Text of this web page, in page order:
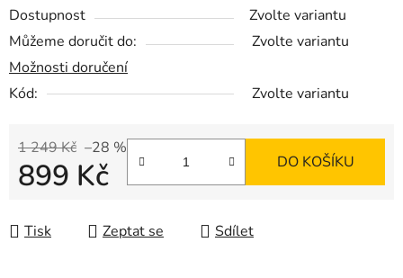
Dostupnost
Zvolte variantu
Můžeme doručit do:
Zvolte variantu
Možnosti doručení
Kód:
Zvolte variantu
1 249 Kč –28 %
899 Kč DO KOŠÍKU
Tisk Zeptat se Sdílet